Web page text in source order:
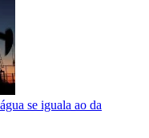
se iguala ao da